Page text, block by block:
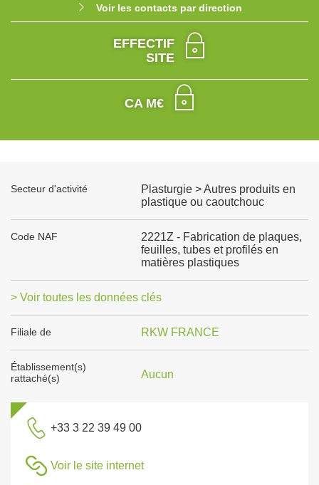
Voir les contacts par direction
EFFECTIF
SITE
CA M€
Secteur d'activité
Plasturgie > Autres produits en
plastique ou caoutchouc
Code NAF
2221Z - Fabrication de plaques,
feuilles, tubes et profilés en
matières plastiques
> Voir toutes les données clés
Filiale de RKW FRANCE
Établissement(s)
rattaché(s)
Aucun
+33 3 22 39 49 00
Voir le site internet